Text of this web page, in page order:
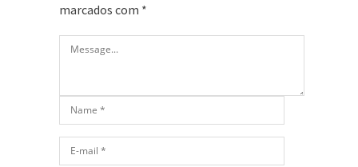
marcados com *